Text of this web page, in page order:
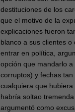
destituciones de los
que el motivo de la
explicaciones fueron
blanco a sus clientes o
entrar en política,
opción que mandarlo a
corruptos) y fechas
cualquiera que
habría soltao
argumentó como